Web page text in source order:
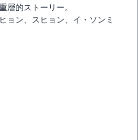
層的ストーリー。
ョン、スヒョン、イ・ソンミ